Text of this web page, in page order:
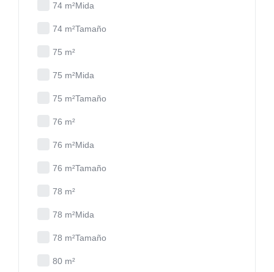
74 m²Mida
74 m²Tamaño
75 m²
75 m²Mida
75 m²Tamaño
76 m²
76 m²Mida
76 m²Tamaño
78 m²
78 m²Mida
78 m²Tamaño
80 m²